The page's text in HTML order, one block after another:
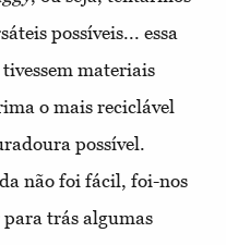
possíveis... essa
materiais
o mais reciclável
possível.
não foi fácil, foi-nos
trás algumas